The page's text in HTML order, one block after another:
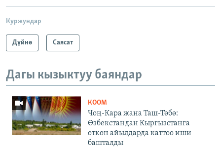
Куржундар
Дүйнө Саясат
Дагы кызыктуу баяндар
КООМ
Чоң-Кара жана Таш-Төбө:
Өзбекстандан Кыргызстанга
өткөн айылдарда каттоо иши
башталды